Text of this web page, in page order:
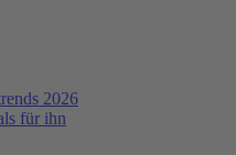
2026
für ihn